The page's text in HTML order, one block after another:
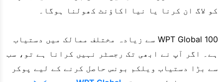
کو لاگ ان کرنا یا نیا اکاؤنٹ کھولنا ہوگا۔
WPT Global 100 سے زیادہ مختلف ممالک میں دستیاب
ہے۔ اگر آپ نے ابھی تک رجسٹر نہیں کرانا ہے تو، سب
سے بڑا دستیاب ویلکم بونس حاصل کرنے کے لیے پوکر